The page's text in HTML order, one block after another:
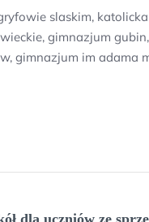
slaskim,
gimnazjum
gimnazjum im adama
dla uczniów ze